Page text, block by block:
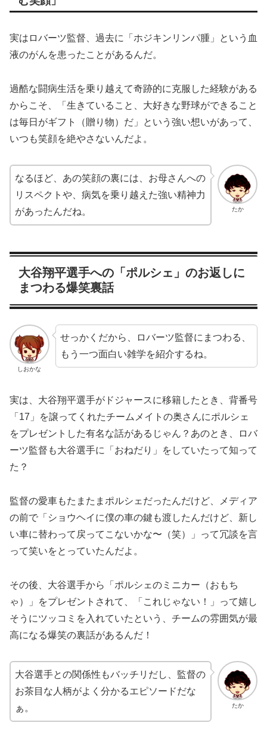
実はロバーツ監督、過去に「ホジキンリンパ腫」という血
液のがんを患ったことがあるんだ。
過酷な闘病生活を乗り越えて奇跡的に克服した経験がある
からこそ、「生きていること、大好きな野球ができること
は毎日がギフト（贈り物）だ」という強い想いがあって、
いつも笑顔を絶やさないんだよ。
たか
なるほど、あの笑顔の裏には、お母さんへの
リスペクトや、病気を乗り越えた強い精神力
があったんだね。
大谷翔平選手への「ポルシェ」のお返しに
まつわる爆笑裏話
しおかな
せっかくだから、ロバーツ監督にまつわる、
もう一つ面白い雑学を紹介するね。
実は、大谷翔平選手がドジャースに移籍したとき、背番号
「17」を譲ってくれたチームメイトの奥さんにポルシェ
をプレゼントした有名な話があるじゃん？あのとき、ロバ
ーツ監督も大谷選手に「おねだり」をしていたって知って
た？
監督の愛車もたまたまポルシェだったんだけど、メディア
の前で「ショウヘイに僕の車の鍵も渡したんだけど、新し
い車に替わって戻ってこないかな〜（笑）」って冗談を言
って笑いをとっていたんだよ。
その後、大谷選手から「ポルシェのミニカー（おもち
ゃ）」をプレゼントされて、「これじゃない！」って嬉し
そうにツッコミを入れていたという、チームの雰囲気が最
高になる爆笑の裏話があるんだ！
たか
大谷選手との関係性もバッチリだし、監督の
お茶目な人柄がよく分かるエピソードだな
ぁ。